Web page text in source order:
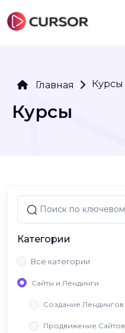
Главная Курсы
Курсы
Категории
Все категории
Сайты и Лендинги
Создание Лендингов
Продвижение Сайтов